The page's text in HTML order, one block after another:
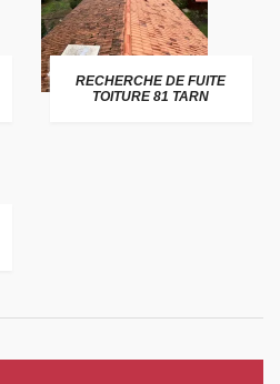
RECHERCHE DE FUITE
TOITURE 81 TARN